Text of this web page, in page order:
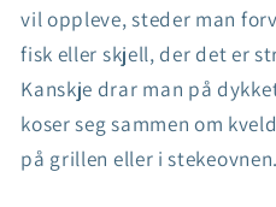
vil oppleve, steder man
fisk eller skjell, der det er
Kanskje drar man på
koser seg sammen om
på grillen eller i stekeovnen.